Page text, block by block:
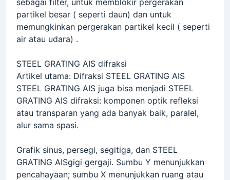
sebagai filter, untuk memblokir pergerakan
partikel besar ( seperti daun) dan untuk
memungkinkan pergerakan partikel kecil ( seperti
air atau udara) .
STEEL GRATING AIS difraksi
Artikel utama: Difraksi STEEL GRATING AIS
STEEL GRATING AIS juga bisa menjadi STEEL
GRATING AIS difraksi: komponen optik refleksi
atau transparan yang ada banyak baik, paralel,
alur sama spasi.
Grafik sinus, persegi, segitiga, dan STEEL
GRATING AISgigi gergaji. Sumbu Y menunjukkan
pencahayaan; sumbu X menunjukkan ruang atau